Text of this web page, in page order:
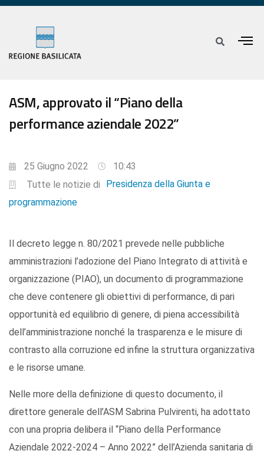
ASM, approvato il “Piano della
performance aziendale 2022”
25 Giugno 2022
10:43
Tutte le notizie di
Presidenza della Giunta e
programmazione
Il decreto legge n. 80/2021 prevede nelle pubbliche
amministrazioni l’adozione del Piano Integrato di attività e
organizzazione (PIAO), un documento di programmazione
che deve contenere gli obiettivi di performance, di pari
opportunità ed equilibrio di genere, di piena accessibilità
dell’amministrazione nonché la trasparenza e le misure di
contrasto alla corruzione ed infine la struttura organizzativa
e le risorse umane.
Nelle more della definizione di questo documento, il
direttore generale dell’ASM Sabrina Pulvirenti, ha adottato
con una propria delibera il “Piano della Performance
Aziendale 2022-2024 – Anno 2022” dell’Azienda sanitaria di